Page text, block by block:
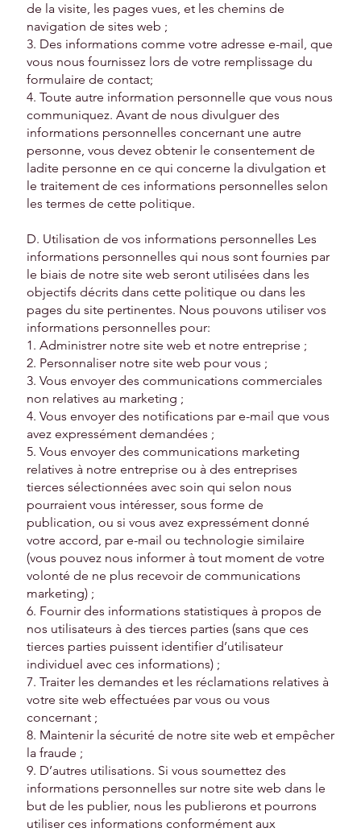
de la visite, les pages vues, et les chemins de
navigation de sites web ;
3. Des informations comme votre adresse e-mail, que
vous nous fournissez lors de votre remplissage du
formulaire de contact;
4. Toute autre information personnelle que vous nous
communiquez. Avant de nous divulguer des
informations personnelles concernant une autre
personne, vous devez obtenir le consentement de
ladite personne en ce qui concerne la divulgation et
le traitement de ces informations personnelles selon
les termes de cette politique.
D. Utilisation de vos informations personnelles Les
informations personnelles qui nous sont fournies par
le biais de notre site web seront utilisées dans les
objectifs décrits dans cette politique ou dans les
pages du site pertinentes. Nous pouvons utiliser vos
informations personnelles pour:
1. Administrer notre site web et notre entreprise ;
2. Personnaliser notre site web pour vous ;
3. Vous envoyer des communications commerciales
non relatives au marketing ;
4. Vous envoyer des notifications par e-mail que vous
avez expressément demandées ;
5. Vous envoyer des communications marketing
relatives à notre entreprise ou à des entreprises
tierces sélectionnées avec soin qui selon nous
pourraient vous intéresser, sous forme de
publication, ou si vous avez expressément donné
votre accord, par e-mail ou technologie similaire
(vous pouvez nous informer à tout moment de votre
volonté de ne plus recevoir de communications
marketing) ;
6. Fournir des informations statistiques à propos de
nos utilisateurs à des tierces parties (sans que ces
tierces parties puissent identifier d’utilisateur
individuel avec ces informations) ;
7. Traiter les demandes et les réclamations relatives à
votre site web effectuées par vous ou vous
concernant ;
8. Maintenir la sécurité de notre site web et empêcher
la fraude ;
9. D’autres utilisations. Si vous soumettez des
informations personnelles sur notre site web dans le
but de les publier, nous les publierons et pourrons
utiliser ces informations conformément aux